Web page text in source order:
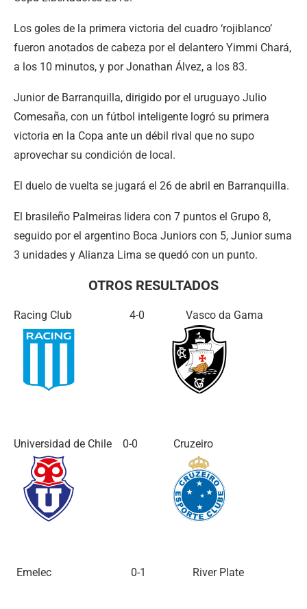
Los goles de la primera victoria del cuadro ‘rojiblanco’
fueron anotados de cabeza por el delantero Yimmi Chará,
a los 10 minutos, y por Jonathan Álvez, a los 83.
Junior de Barranquilla, dirigido por el uruguayo Julio
Comesaña, con un fútbol inteligente logró su primera
victoria en la Copa ante un débil rival que no supo
aprovechar su condición de local.
El duelo de vuelta se jugará el 26 de abril en Barranquilla.
El brasileño Palmeiras lidera con 7 puntos el Grupo 8,
seguido por el argentino Boca Juniors con 5, Junior suma
3 unidades y Alianza Lima se quedó con un punto.
OTROS RESULTADOS
Racing Club 4-0 Vasco da Gama
Universidad de Chile 0-0 Cruzeiro
Emelec 0-1 River Plate